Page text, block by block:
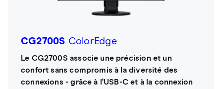
CG2700S ColorEdge
Le CG2700S associe une précision et un
confort sans compromis à la diversité des
connexions - grâce à l'USB-C et à la connexion